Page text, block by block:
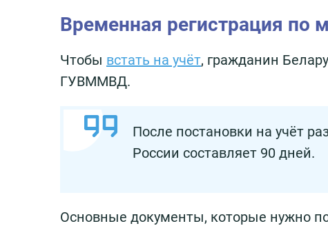
Временная регистрация по
Чтобы встать на учёт, гражданин
ГУВММВД.
После постановки на учёт
России составляет 90 дней.
Основные документы, которые нужно